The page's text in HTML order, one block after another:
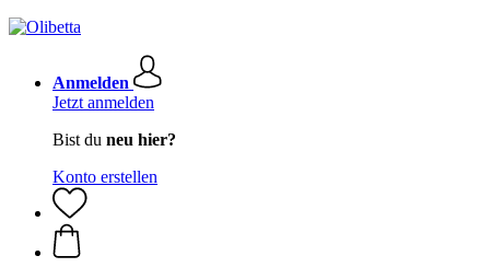
Anmelden
Jetzt anmelden
Bist du neu hier?
Konto erstellen